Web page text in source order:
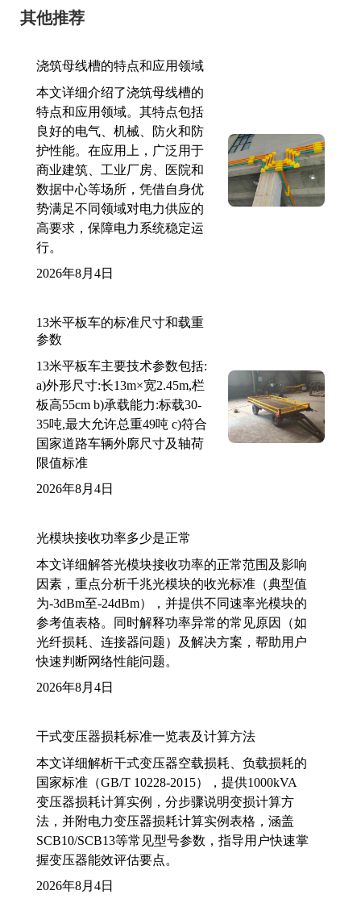
其他推荐
浇筑母线槽的特点和应用领域
本文详细介绍了浇筑母线槽的
特点和应用领域。其特点包括
良好的电气、机械、防火和防
护性能。在应用上，广泛用于
商业建筑、工业厂房、医院和
数据中心等场所，凭借自身优
势满足不同领域对电力供应的
高要求，保障电力系统稳定运
行。
2026年8月4日
13米平板车的标准尺寸和载重
参数
13米平板车主要技术参数包括:
a)外形尺寸:长13m×宽2.45m,栏
板高55cm b)承载能力:标载30-
35吨,最大允许总重49吨 c)符合
国家道路车辆外廓尺寸及轴荷
限值标准
2026年8月4日
光模块接收功率多少是正常
本文详细解答光模块接收功率的正常范围及影响
因素，重点分析千兆光模块的收光标准（典型值
为-3dBm至-24dBm），并提供不同速率光模块的
参考值表格。同时解释功率异常的常见原因（如
光纤损耗、连接器问题）及解决方案，帮助用户
快速判断网络性能问题。
2026年8月4日
干式变压器损耗标准一览表及计算方法
本文详细解析干式变压器空载损耗、负载损耗的
国家标准（GB/T 10228-2015），提供1000kVA
变压器损耗计算实例，分步骤说明变损计算方
法，并附电力变压器损耗计算实例表格，涵盖
SCB10/SCB13等常见型号参数，指导用户快速掌
握变压器能效评估要点。
2026年8月4日